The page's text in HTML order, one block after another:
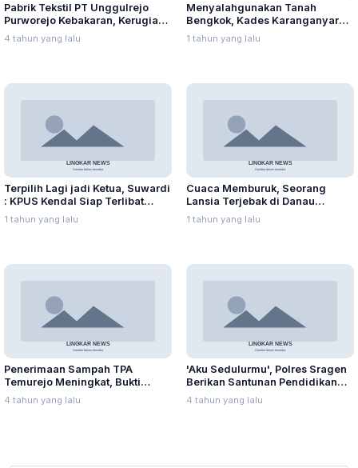
Pabrik Tekstil PT Unggulrejo
Purworejo Kebakaran, Kerugian
Capai Puluhan Juta Rupiah
4 tahun yang lalu
Menyalahgunakan Tanah
Bengkok, Kades Karanganyar
Ditangkap Kejari
1 tahun yang lalu
Terpilih Lagi jadi Ketua, Suwardi
: KPUS Kendal Siap Terlibat
Suplai Telur untuk MBG
1 tahun yang lalu
Cuaca Memburuk, Seorang
Lansia Terjebak di Danau
Rawapening Saat Mencari
Enceng Gondok
1 tahun yang lalu
Penerimaan Sampah TPA
Temurejo Meningkat, Bukti
Masyarakat Blora Peduli
Kebersihan
4 tahun yang lalu
'Aku Sedulurmu', Polres Sragen
Berikan Santunan Pendidikan
Anak Yatim Piatu
4 tahun yang lalu